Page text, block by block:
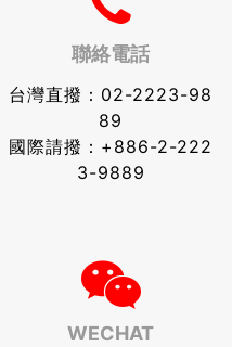
聯絡電話
台灣直撥： 02-2223-98
89
國際請撥： +886-2-222
3-9889
WECHAT